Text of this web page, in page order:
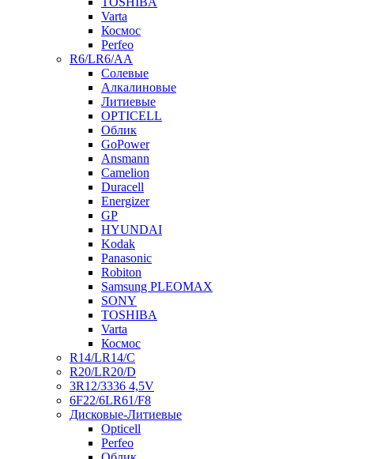
Varta
Космос
Perfeo
R6/LR6/AA
Солевые
Алкалиновые
Литиевые
OPTICELL
Облик
GoPower
Ansmann
Camelion
Duracell
Energizer
GP
HYUNDAI
Kodak
Panasonic
Robiton
Samsung PLEOMAX
SONY
TOSHIBA
Varta
Космос
R14/LR14/C
R20/LR20/D
3R12/3336 4,5V
6F22/6LR61/F8
Дисковые-Литиевые
Opticell
Perfeo